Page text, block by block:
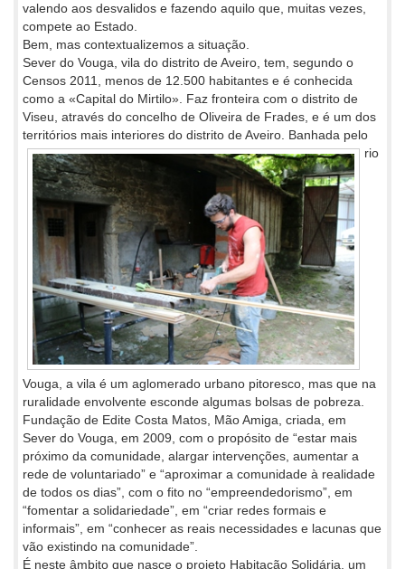
valendo aos desvalidos e fazendo aquilo que, muitas vezes,
compete ao Estado.
Bem, mas contextualizemos a situação.
Sever do Vouga, vila do distrito de Aveiro, tem, segundo o
Censos 2011, menos de 12.500 habitantes e é conhecida
como a «Capital do Mirtilo». Faz fronteira com o distrito de
Viseu, através do concelho de Oliveira de Frades, e é um dos
territórios mais interiores do distrito de Aveiro. Banhada pelo
rio
Vouga, a vila é um aglomerado urbano pitoresco, mas que na
ruralidade envolvente esconde algumas bolsas de pobreza.
Fundação de Edite Costa Matos, Mão Amiga, criada, em
Sever do Vouga, em 2009, com o propósito de “estar mais
próximo da comunidade, alargar intervenções, aumentar a
rede de voluntariado” e “aproximar a comunidade à realidade
de todos os dias”, com o fito no “empreendedorismo”, em
“fomentar a solidariedade”, em “criar redes formais e
informais”, em “conhecer as reais necessidades e lacunas que
vão existindo na comunidade”.
É neste âmbito que nasce o projeto Habitação Solidária, um